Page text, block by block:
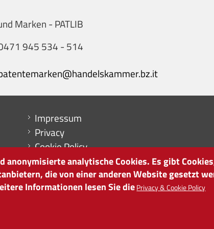
Marken - PATLIB
945 534 - 514
Menu footer
Impressum
Privacy
Cookie Policy
Sitemap
Cookie-Einstellungen
anonymisierte analytische Cookies. Es gibt
die von einer anderen Website gesetzt
Informationen lesen Sie diePrivacy & Cookie Policy